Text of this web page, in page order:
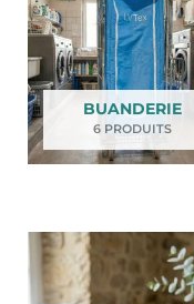
BUANDERIE
6 PRODUITS